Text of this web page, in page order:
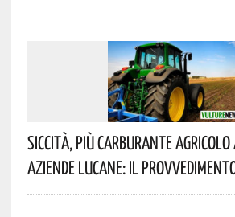
Siccità, Più Carburante
Aziende Lucane: Il